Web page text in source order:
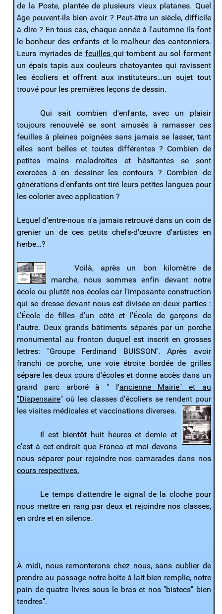
de la Poste, plantée de plusieurs vieux platanes. Quel
âge peuvent-ils bien avoir ? Peut-être un siècle, difficile
à dire ? En tous cas, chaque année à l'automne ils font
le bonheur des enfants et le malheur des cantonniers.
Leurs myriades de feuilles qui tombent au sol forment
un épais tapis aux couleurs chatoyantes qui ravissent
les écoliers et offrent aux instituteurs…un sujet tout
trouvé pour les premières leçons de dessin.
Qui sait combien d'enfants, avec un plaisir
toujours renouvelé se sont amusés à ramasser ces
feuilles à pleines poignées sans jamais se lasser, tant
elles sont belles et toutes différentes ? Combien de
petites mains maladroites et hésitantes se sont
exercées à en dessiner les contours ? Combien de
générations d'enfants ont tiré leurs petites langues pour
les colorier avec application ?
Lequel d'entre-nous n'a jamais retrouvé dans un coin de
grenier un de ces petits chefs-d'œuvre d'artistes en
herbe…?
Voilà, après un bon kilomètre de
marche, nous sommes enfin devant notre
école ou plutôt nos écoles car l'imposante construction
qui se dresse devant nous est divisée en deux parties :
L'École de filles d'un côté et l'École de garçons de
l'autre. Deux grands bâtiments séparés par un porche
monumental au fronton duquel est inscrit en grosses
lettres: "Groupe Ferdinand BUISSON". Après avoir
franchi ce porche, une voie étroite bordée de grilles
sépare les deux cours d'écoles et donne accès dans un
grand parc arboré à " l'ancienne Mairie" et au
"Dispensaire" où les classes d'écoliers se rendent pour
les visites médicales et vaccinations diverses.
Il est bientôt huit heures et demie et
c'est à cet endroit que Franca et moi devons
nous séparer pour rejoindre nos camarades dans nos
cours respectives.
Le temps d'attendre le signal de la cloche pour
nous mettre en rang par deux et rejoindre nos classes,
en ordre et en silence.
À midi, nous remonterons chez nous, sans oublier de
prendre au passage notre boite à lait bien remplie, notre
pain de quatre livres sous le bras et nos "bistecs" bien
tendres".